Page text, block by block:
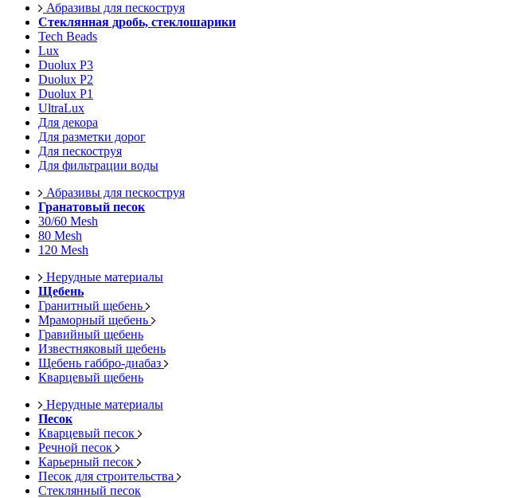
Абразивы для пескоструя
Стеклянная дробь, стеклошарики
Tech Beads
Lux
Duolux P3
Duolux P2
Duolux P1
UltraLux
Для декора
Для разметки дорог
Для пескоструя
Для фильтрации воды
Абразивы для пескоструя
Гранатовый песок
30/60 Mesh
80 Mesh
120 Mesh
Нерудные материалы
Щебень
Гранитный щебень
Мраморный щебень
Гравийный щебень
Известняковый щебень
Щебень габбро-диабаз
Кварцевый щебень
Нерудные материалы
Песок
Кварцевый песок
Речной песок
Карьерный песок
Песок для строительства
Стеклянный песок